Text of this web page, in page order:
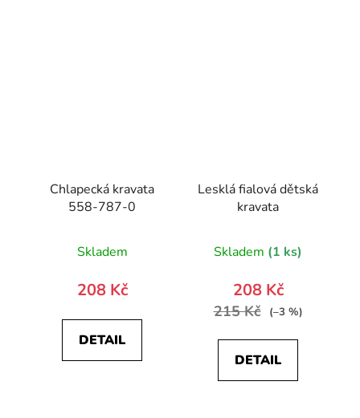
Chlapecká kravata
558-787-0
Skladem
208 Kč
DETAIL
Lesklá fialová dětská
kravata
Skladem (1 ks)
208 Kč
215 Kč (–3 %)
DETAIL